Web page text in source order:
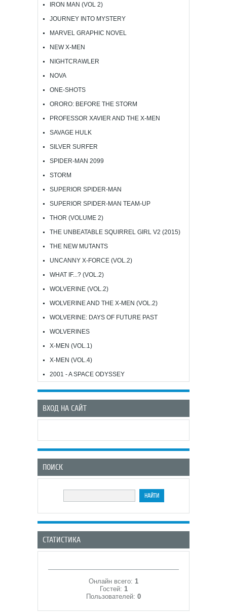
IRON MAN (VOL 2)
JOURNEY INTO MYSTERY
MARVEL GRAPHIC NOVEL
NEW X-MEN
NIGHTCRAWLER
NOVA
ONE-SHOTS
ORORO: BEFORE THE STORM
PROFESSOR XAVIER AND THE X-MEN
SAVAGE HULK
SILVER SURFER
SPIDER-MAN 2099
STORM
SUPERIOR SPIDER-MAN
SUPERIOR SPIDER-MAN TEAM-UP
THOR (VOLUME 2)
THE UNBEATABLE SQUIRREL GIRL V2 (2015)
THE NEW MUTANTS
UNCANNY X-FORCE (VOL.2)
WHAT IF...? (VOL.2)
WOLVERINE (VOL.2)
WOLVERINE AND THE X-MEN (VOL.2)
WOLVERINE: DAYS OF FUTURE PAST
WOLVERINES
X-MEN (VOL.1)
X-MEN (VOL.4)
2001 - A SPACE ODYSSEY
ВХОД НА САЙТ
ПОИСК
СТАТИСТИКА
Онлайн всего: 1
Гостей: 1
Пользователей: 0